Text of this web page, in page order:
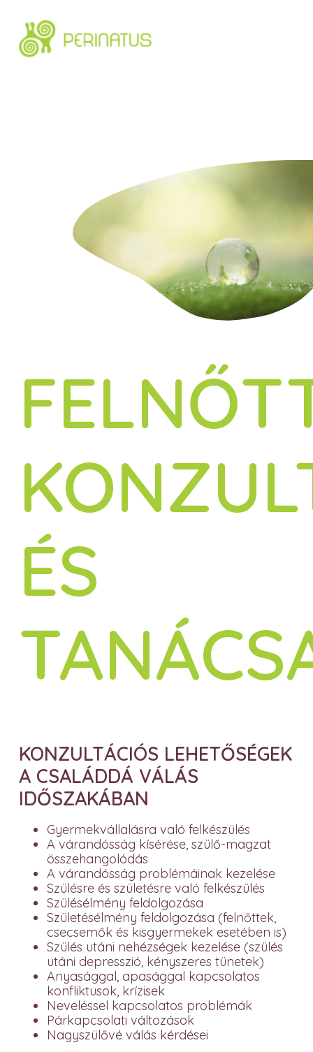
ÉS
KONZULTÁCIÓS LEHETŐSÉGEK
A CSALÁDDÁ VÁLÁS
IDŐSZAKÁBAN
Gyermekvállalásra való felkészülés
A várandósság kísérése, szülő-magzat
összehangolódás
A várandósság problémáinak kezelése
Szülésre és születésre való felkészülés
Szülésélmény feldolgozása
Születésélmény feldolgozása (felnőttek,
csecsemők és kisgyermekek esetében is)
Szülés utáni nehézségek kezelése (szülés
utáni depresszió, kényszeres tünetek)
Anyasággal, apasággal kapcsolatos
konfliktusok, krízisek
Neveléssel kapcsolatos problémák
Párkapcsolati változások
Nagyszülővé válás kérdései